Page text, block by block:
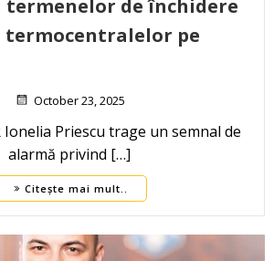
de închidere
termocentralelor pe
October 23, 2025
Priescu trage un semnal de
alarmă privind […]
Citește mai mult..